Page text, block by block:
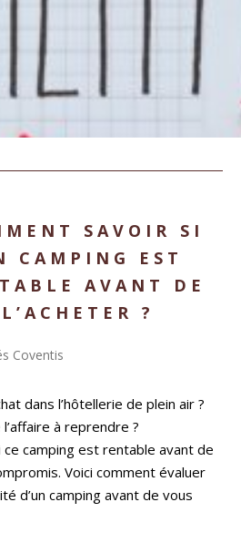
SAVOIR SI
CAMPING EST
AVANT DE
L’ACHETER ?
Coventis
dans l’hôtellerie de plein air ?
à reprendre ?
camping est rentable avant de
Voici comment évaluer
d’un camping avant de vous